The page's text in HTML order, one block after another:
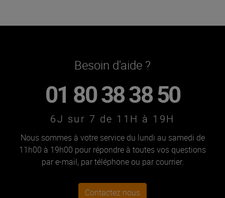
Besoin d'aide ?
01 80 38 38 50
6J sur 7 de 11H à 19H
Nous sommes à votre service du lundi au samedi de
11h00 à 19h00 pour répondre à toutes vos questions
par e-mail, par téléphone ou par courrier.
Contactez nous